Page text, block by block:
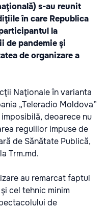
s-au reunit
în care Republica
la
de pandemie şi
de organizare a
Naţionale în varianta
„Teleradio Moldova”
deoarece nu
regulilor impuse de
de Sănătate Publică,
Trm.md.
au remarcat faptul
cel tehnic minim
de